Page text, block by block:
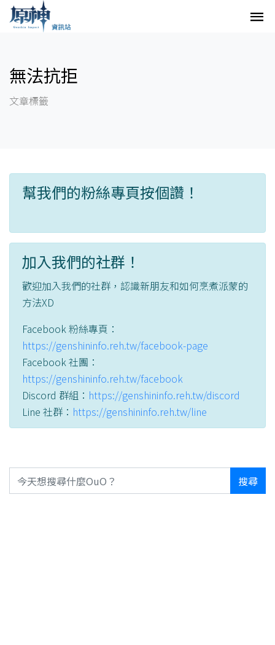
無法抗拒
文章標籤
幫我們的粉絲專頁按個讚！
加入我們的社群！
歡迎加入我們的社群，認識新朋友和如何烹煮派蒙的
方法XD
Facebook 粉絲專頁：
https://genshininfo.reh.tw/facebook-page
Facebook 社團：
https://genshininfo.reh.tw/facebook
Discord 群組： https://genshininfo.reh.tw/discord
Line 社群： https://genshininfo.reh.tw/line
搜尋